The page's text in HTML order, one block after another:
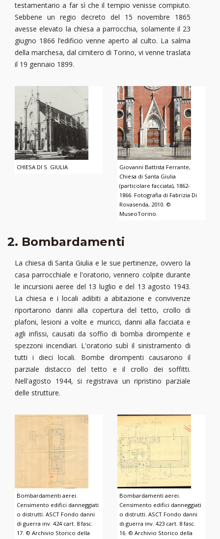
testamentario a far sì che il tempio venisse compiuto.
Sebbene un regio decreto del 15 novembre 1865
avesse elevato la chiesa a parrocchia, solamente il 23
giugno 1866 l’edificio venne aperto al culto. La salma
della marchesa, dal cimitero di Torino, vi venne traslata
il 19 gennaio 1899.
CHIESA DI S. GIULIA
Giovanni Battista Ferrante,
Chiesa di Santa Giulia
(particolare facciata), 1862-
1866. Fotografia di Fabrizia Di
Rovasenda, 2010. ©
MuseoTorino.
2. Bombardamenti
La chiesa di Santa Giulia e le sue pertinenze, ovvero la
casa parrocchiale e l'oratorio, vennero colpite durante
le incursioni aeree del 13 luglio e del 13 agosto 1943.
La chiesa e i locali adibiti a abitazione e convivenze
riportarono danni alla copertura del tetto, crollo di
plafoni, lesioni a volte e muricci, danni alla facciata e
agli infissi, causati da soffio di bomba dirompente e
spezzoni incendiari. L'oratorio subì il sinistramento di
tutti i dieci locali. Bombe dirompenti causarono il
parziale distacco del tetto e il crollo dei soffitti.
Nell'agosto 1944, si registrava un ripristino parziale
delle strutture.
Bombardamenti aerei.
Censimento edifici danneggiati
o distrutti. ASCT Fondo danni
di guerra inv. 424 cart. 8 fasc.
17. © Archivio Storico della
Bombardamenti aerei.
Censimento edifici danneggiati
o distrutti. ASCT Fondo danni
di guerra inv. 423 cart. 8 fasc.
16. © Archivio Storico della